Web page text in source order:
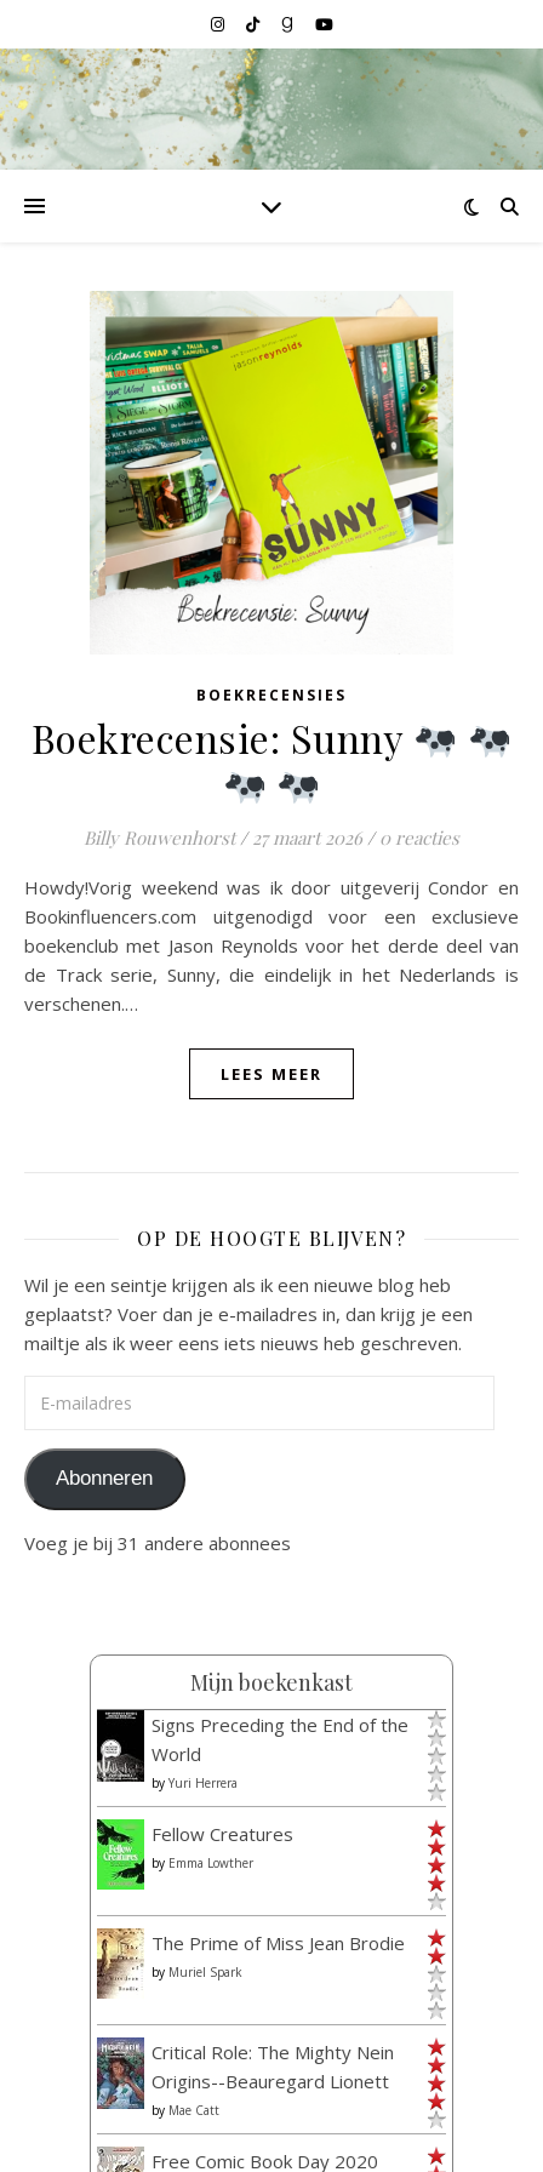
BOEKRECENSIES
Boekrecensie: Sunny
Billy Rouwenhorst / 27 maart 2026 / 0 reacties
Howdy!Vorig weekend was ik door uitgeverij Condor en
Bookinfluencers.com uitgenodigd voor een exclusieve
boekenclub met Jason Reynolds voor het derde deel van
de Track serie, Sunny, die eindelijk in het Nederlands is
verschenen.…
LEES MEER
OP DE HOOGTE BLIJVEN?
Wil je een seintje krijgen als ik een nieuwe blog heb
geplaatst? Voer dan je e-mailadres in, dan krijg je een
mailtje als ik weer eens iets nieuws heb geschreven.
Abonneren
Voeg je bij 31 andere abonnees
Mijn boekenkast
Signs Preceding the End of the
World
by Yuri Herrera
Fellow Creatures
by Emma Lowther
The Prime of Miss Jean Brodie
by Muriel Spark
Critical Role: The Mighty Nein
Origins--Beauregard Lionett
by Mae Catt
Free Comic Book Day 2020